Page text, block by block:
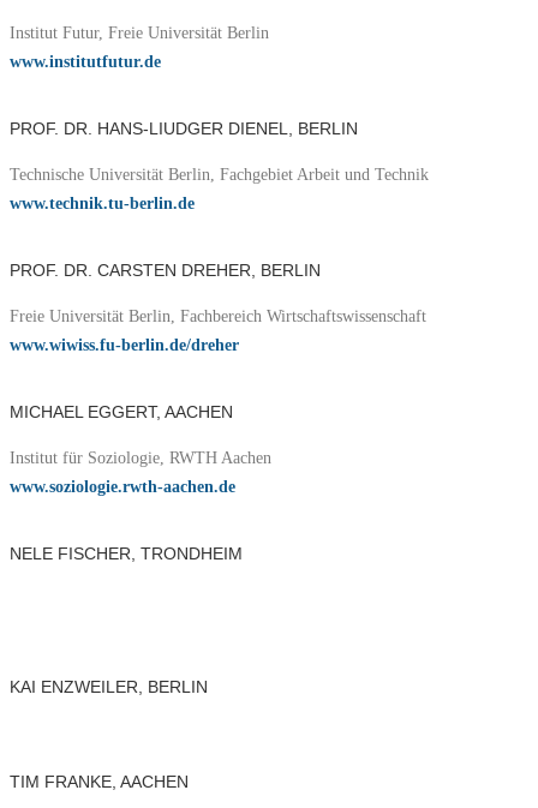
Institut Futur, Freie Universität Berlin
www.institutfutur.de
PROF. DR. HANS-LIUDGER DIENEL, BERLIN
Technische Universität Berlin, Fachgebiet Arbeit und Technik
www.technik.tu-berlin.de
PROF. DR. CARSTEN DREHER, BERLIN
Freie Universität Berlin, Fachbereich Wirtschaftswissenschaft
www.wiwiss.fu-berlin.de/dreher
MICHAEL EGGERT, AACHEN
Institut für Soziologie, RWTH Aachen
www.soziologie.rwth-aachen.de
NELE FISCHER, TRONDHEIM
KAI ENZWEILER, BERLIN
TIM FRANKE, AACHEN